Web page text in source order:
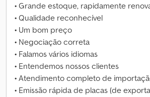
• Grande estoque, rapidamente
• Qualidade reconhecível
• Um bom preço
• Negociação correta
• Falamos vários idiomas
• Entendemos nossos clientes
• Atendimento completo de
• Emissão rápida de placas (de